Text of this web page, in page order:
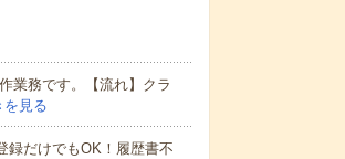
業務です。【流れ】クラ
を見る
だけでもOK！履歴書不